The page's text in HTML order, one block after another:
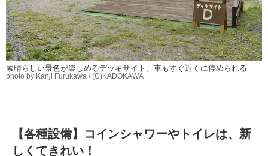
素晴らしい景色が楽しめるデッキサイト。車もすぐ近くに停められる
photo by Kanji Furukawa / (C)KADOKAWA
【各種設備】コインシャワーやトイレは、新
しくてきれい！